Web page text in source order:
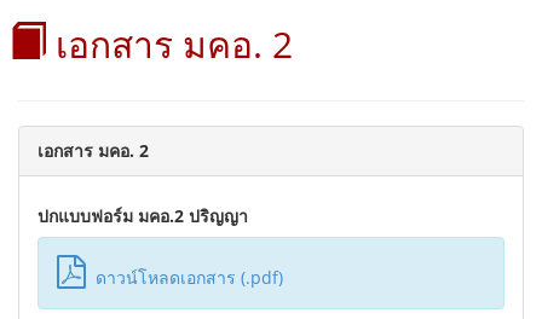
เอกสาร มคอ. 2
เอกสาร มคอ. 2
ปกแบบฟอร์ม มคอ.2 ปริญญา
ดาวน์โหลดเอกสาร (.pdf)